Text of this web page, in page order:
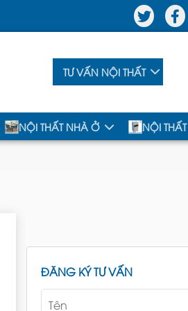
TƯ VẤN NỘI THẤT
NỘI THẤT NHÀ Ở NỘI
ĐĂNG KÝ TƯ VẤN